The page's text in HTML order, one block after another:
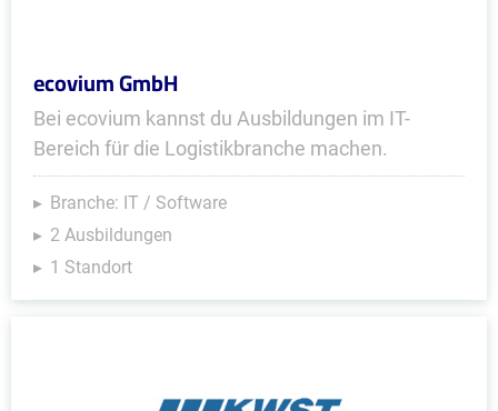
ecovium GmbH
Bei ecovium kannst du Ausbildungen im IT-
Bereich für die Logistikbranche machen.
Branche: IT / Software
2 Ausbildungen
1 Standort